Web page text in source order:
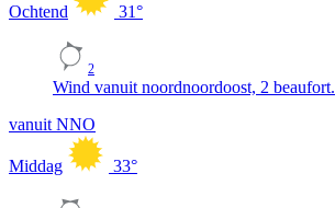
Ochtend 31°
2
Wind vanuit noordnoordoost, 2 beaufort.
vanuit NNO
Middag 33°